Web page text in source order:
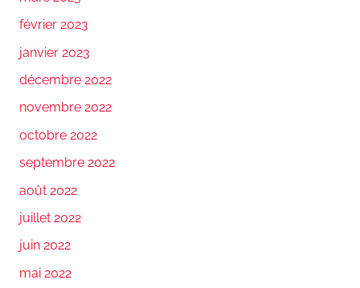
février 2023
janvier 2023
décembre 2022
novembre 2022
octobre 2022
septembre 2022
août 2022
juillet 2022
juin 2022
mai 2022